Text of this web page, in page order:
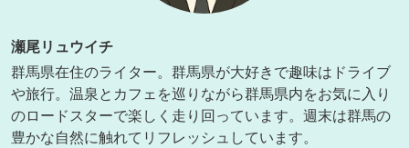
瀬尾リュウイチ
群馬県在住のライター。群馬県が大好きで趣味はドライブ
や旅行。温泉とカフェを巡りながら群馬県内をお気に入り
のロードスターで楽しく走り回っています。週末は群馬の
豊かな自然に触れてリフレッシュしています。